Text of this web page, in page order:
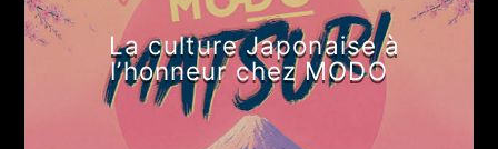
La culture Japonaise à
l’honneur chez MODO